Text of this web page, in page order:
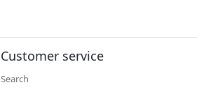
Customer service
Search